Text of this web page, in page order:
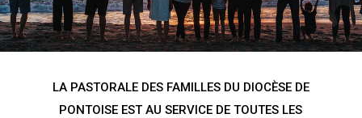
LA PASTORALE DES FAMILLES DU DIOCÈSE DE
PONTOISE EST AU SERVICE DE TOUTES LES